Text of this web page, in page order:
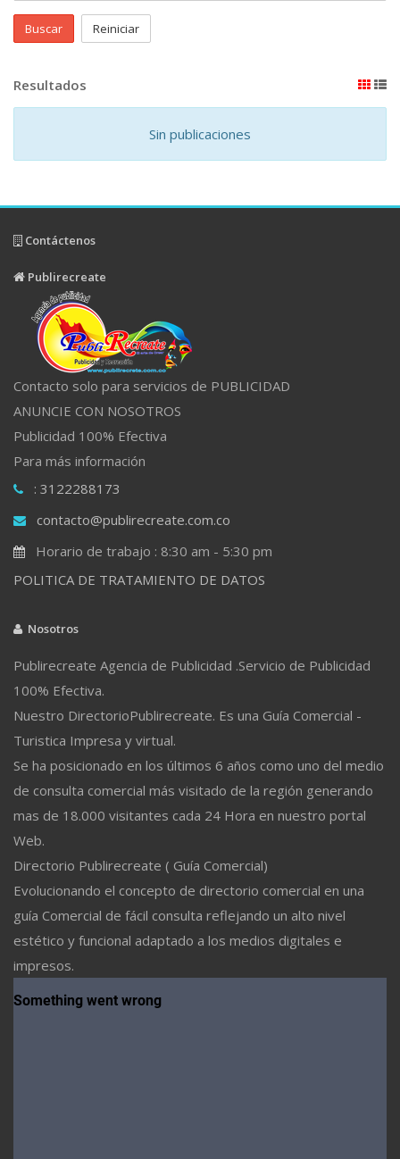
Buscar Reiniciar
Resultados
Sin publicaciones
Contáctenos
Publirecreate
Contacto solo para servicios de PUBLICIDAD
ANUNCIE CON NOSOTROS
Publicidad 100% Efectiva
Para más información
: 3122288173
contacto@publirecreate.com.co
Horario de trabajo : 8:30 am - 5:30 pm
POLITICA DE TRATAMIENTO DE DATOS
Nosotros
Publirecreate Agencia de Publicidad .Servicio de Publicidad
100% Efectiva.
Nuestro DirectorioPublirecreate. Es una Guía Comercial -
Turistica Impresa y virtual.
Se ha posicionado en los últimos 6 años como uno del medio
de consulta comercial más visitado de la región generando
mas de 18.000 visitantes cada 24 Hora en nuestro portal
Web.
Directorio Publirecreate ( Guía Comercial)
Evolucionando el concepto de directorio comercial en una
guía Comercial de fácil consulta reflejando un alto nivel
estético y funcional adaptado a los medios digitales e
impresos.